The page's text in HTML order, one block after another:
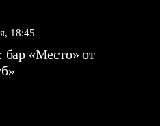
18:45
бар «Место» от